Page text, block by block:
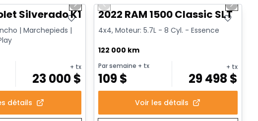
Next slide
Silverado K1500 Trail Cus Custom Trail Boss
| Marchepieds |
+ tx
23 000$
détails
Previous slide Next
2022 RAM 1500 Classic SLT
4x4, Moteur: 5.7L - 8 Cyl. - Essence
122 000 km
Par semaine + tx
109$
+ tx
29 498 $
Voir les détails